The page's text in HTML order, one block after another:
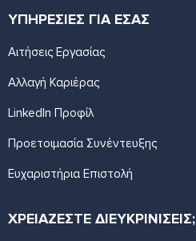
ΥΠΗΡΕΣΙΕΣ ΓΙΑ ΕΣΑΣ
Αιτήσεις Εργασίας
Αλλαγή Καριέρας
LinkedIn Προφίλ
Προετοιμασία Συνέντευξης
Ευχαριστήρια Επιστολή
ΧΡΕΙΑΖΕΣΤΕ ΔΙΕΥΚΡΙΝΙΣΕΙΣ;